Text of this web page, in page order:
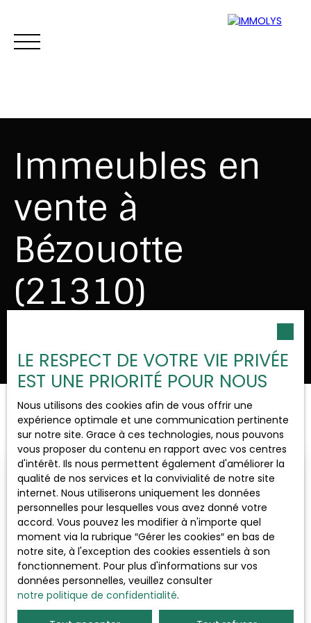
Vente Location
Estimation
Immeubles en
vente à
Bézouotte
(21310)
Vente
Type d'offre
Immeuble
Type de bien
Bézouotte (21310)
Localisation
Budget max (€)
Surface min (m²)
Pertinence
Trier par
Créer une alerte
440 000€
Spécial investisseur
LE RESPECT DE VOTRE VIE PRIVÉE
EST UNE PRIORITÉ POUR NOUS
Nous utilisons des cookies afin de vous offrir une
expérience optimale et une communication pertinente
sur notre site. Grace à ces technologies, nous pouvons
vous proposer du contenu en rapport avec vos centres
d'intérêt. Ils nous permettent également d'améliorer la
qualité de nos services et la convivialité de notre site
internet. Nous utiliserons uniquement les données
personnelles pour lesquelles vous avez donné votre
accord. Vous pouvez les modifier à n'importe quel
moment via la rubrique ″Gérer les cookies″ en bas de
notre site, à l'exception des cookies essentiels à son
fonctionnement. Pour plus d'informations sur vos
données personnelles, veuillez consulter
notre politique de confidentialité.